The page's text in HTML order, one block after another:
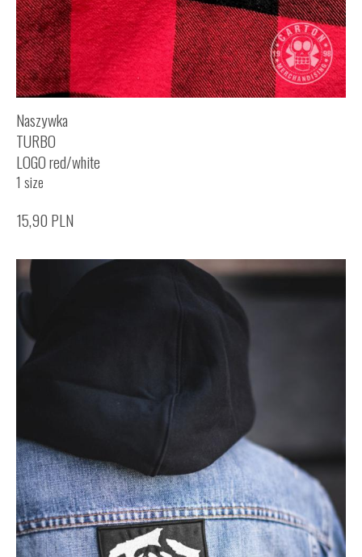
Naszywka
TURBO
LOGO red/white
1 size
15,90 PLN